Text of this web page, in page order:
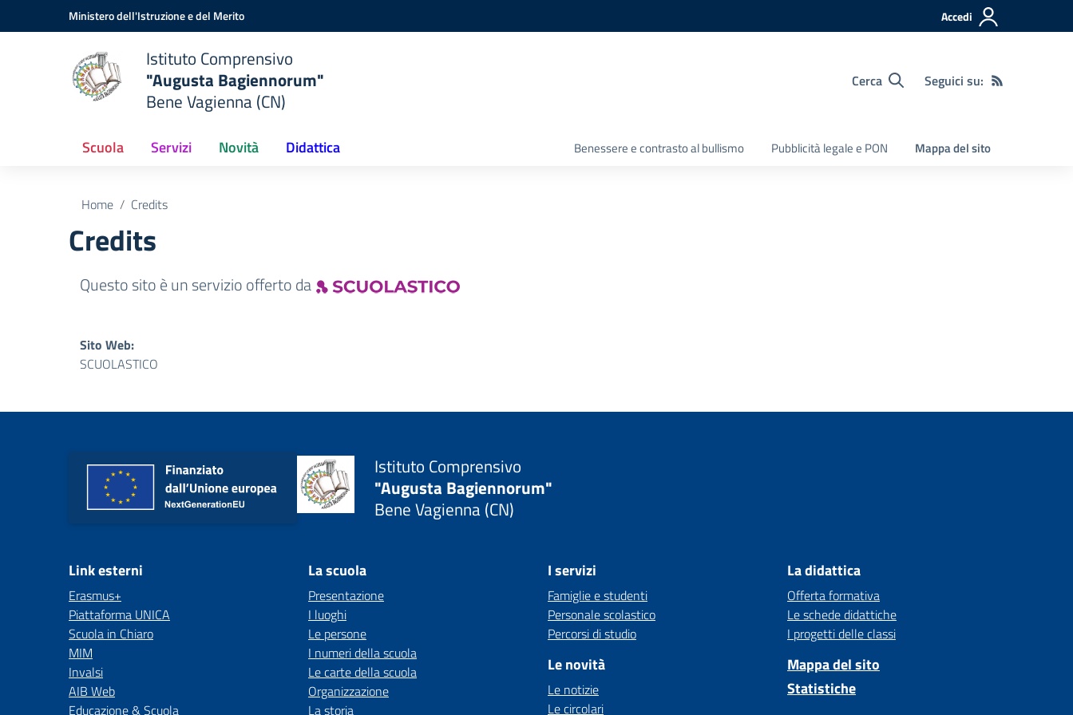
Vai ai contenuti
Vai al menu di navigazioneMinistero dell'Istruzione e del Merito Accedi
Istituto Comprensivo
"Augusta Bagiennorum"
Bene Vagienna (CN)
Cerca Seguici su:
Scuola Servizi Novità Didattica Benessere e contrasto al bullismo Pubblicità legale e PON Mappa del sito
Home Credits
Credits
Questo sito è un servizio offerto da
Sito Web:
SCUOLASTICO
Istituto Comprensivo
"Augusta Bagiennorum"
Bene Vagienna (CN)
Link esterni
Erasmus+
Piattaforma UNICA
Scuola in Chiaro
MIM
Invalsi
AIB Web
Educazione & Scuola
La scuola
Presentazione
I luoghi
Le persone
I numeri della scuola
Le carte della scuola
Organizzazione
La storia
I servizi
Famiglie e studenti
Personale scolastico
Percorsi di studio
Le novità
Le notizie
Le circolari
La didattica
Offerta formativa
Le schede didattiche
I progetti delle classi
Mappa del sito
Statistiche